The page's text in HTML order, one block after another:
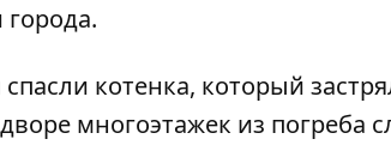
котенка, который
многоэтажек из погреба